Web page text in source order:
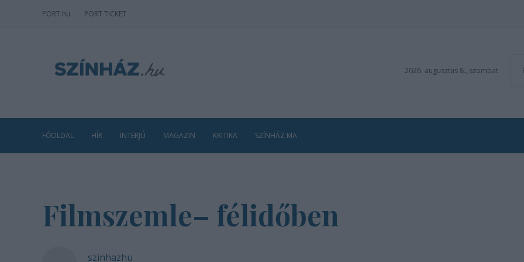
PORT.hu PORT TICKET
2026. augusztus 8., szombat
FŐOLDAL HÍR INTERJÚ MAGAZIN KRITIKA SZÍNHÁZ MA
Filmszemle– félidőben
szinhazhu